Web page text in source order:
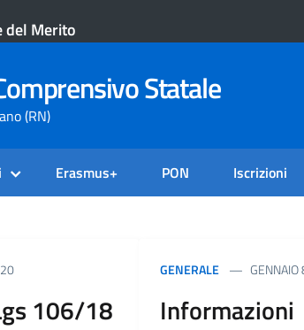
del Merito
Statale
(RN)
Erasmus+ PON Iscrizioni
106/18
GENERALE
Informazioni